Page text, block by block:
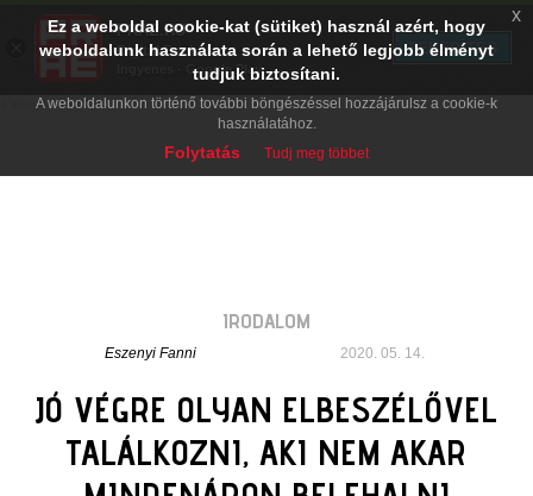
IRODALOM
Eszenyi Fanni 2020. 05. 14.
JÓ VÉGRE OLYAN ELBESZÉLŐVEL
TALÁLKOZNI, AKI NEM AKAR
Ez a weboldal cookie-kat (sütiket) használ azért, hogy
weboldalunk használata során a lehető legjobb élményt
tudjuk biztosítani.
A weboldalunkon történő további böngészéssel hozzájárulsz a cookie-k
használatához.
Folytatás Tudj meg többet
x
PRAE.HU
Digital Evolution
Ingyenes - Google Play
TELEPÍTÉS